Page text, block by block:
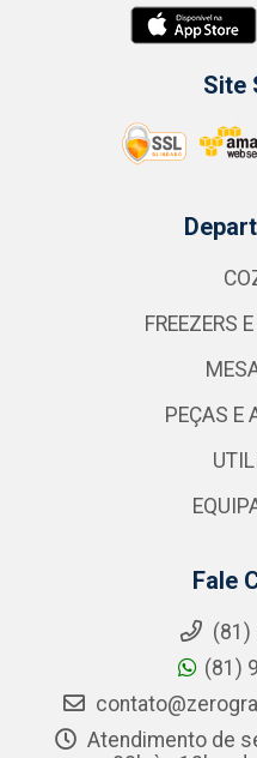
Site
FREEZERS
PEÇAS E
Fale
(81)
(81)
Atendimento de